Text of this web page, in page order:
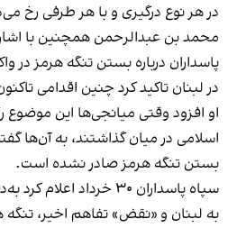
در هر نوع درگیری و با هر طرفی رخ
محمد بن عبدالرحمن همچنین با
پاسداران درباره بستن تنگه هرمز در
در لبنان تاکید کرد چنین اقدامی
او افزود وقتی میانجی‌ها این موضوع
اسلامی در میان گذاشتند، به آن‌ها
بستن تنگه هرمز صادر نشده است.
سپاه پاسداران ۳۰ خرداد
به لبنان و «نقض» تفاهم اخیر، تنگه